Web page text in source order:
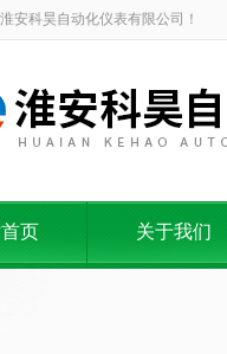
安科昊自动化仪表有限公司！
页 关于我们